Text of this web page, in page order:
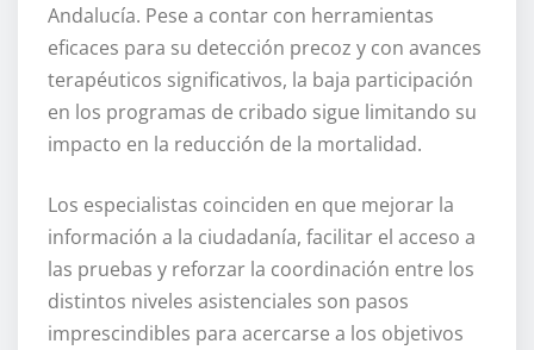
Andalucía. Pese a contar con herramientas
eficaces para su detección precoz y con avances
terapéuticos significativos, la baja participación
en los programas de cribado sigue limitando su
impacto en la reducción de la mortalidad.
Los especialistas coinciden en que mejorar la
información a la ciudadanía, facilitar el acceso a
las pruebas y reforzar la coordinación entre los
distintos niveles asistenciales son pasos
imprescindibles para acercarse a los objetivos